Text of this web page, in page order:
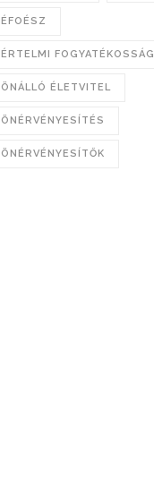
ÉFOÉSZ
ÉRTELMI FOGYATÉKOSSÁG
ÖNÁLLÓ ÉLETVITEL
ÖNÉRVÉNYESÍTÉS
ÖNÉRVÉNYESÍTŐK